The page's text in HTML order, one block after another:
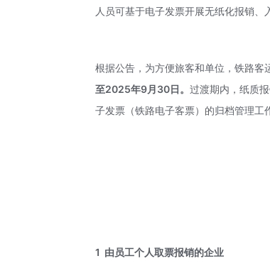
人员可基于电子发票开展无纸化报销、
根据公告，为方便旅客和单位，铁路
至2025年9月30日。过渡期内，纸质
子发票（铁路电子客票）的归档管理工
1 由员工个人取票报销的企业